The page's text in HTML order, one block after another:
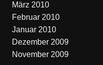
März 2010
Februar 2010
Januar 2010
Dezember 2009
November 2009